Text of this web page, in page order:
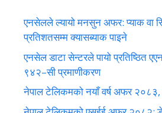
एनसेलले ल्यायो मनसुन अफर: प्याक वा
प्रतिशतसम्म क्यासब्याक पाइने
एनसेल डाटा सेन्टरले पायो प्रतिष्ठित
९४२–सी प्रमाणीकरण
नेपाल टेलिकमको नयाँ वर्ष अफर